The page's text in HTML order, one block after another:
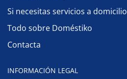
Si necesitas servicios a domicilio
Todo sobre Doméstiko
Contacta
INFORMACIÓN LEGAL